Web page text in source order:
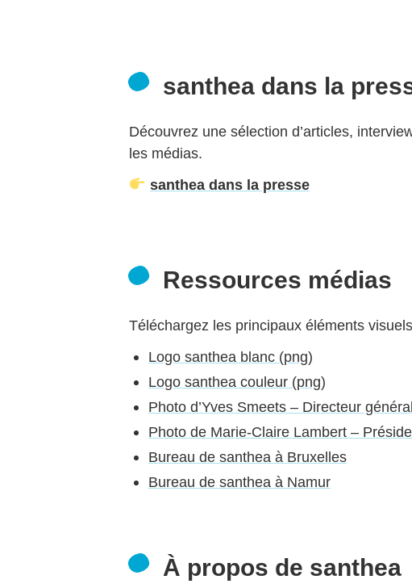
santhea dans la
Découvrez une sélection d’articles,
les médias.
santhea dans la presse
Ressources médias
Téléchargez les principaux éléments
Logo santhea blanc (png)
Logo santhea couleur (png)
Photo d’Yves Smeets – Directeur général
Photo de Marie-Claire Lambert –
Bureau de santhea à Bruxelles
Bureau de santhea à Namur
À propos de santhea